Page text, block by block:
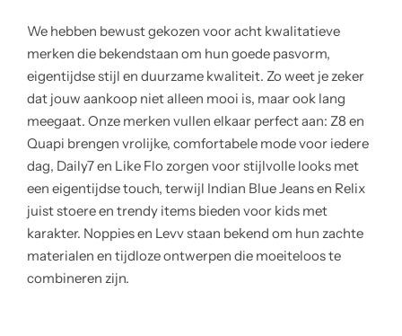
We hebben bewust gekozen voor acht kwalitatieve
merken die bekendstaan om hun goede pasvorm,
eigentijdse stijl en duurzame kwaliteit. Zo weet je zeker
dat jouw aankoop niet alleen mooi is, maar ook lang
meegaat. Onze merken vullen elkaar perfect aan: Z8 en
Quapi brengen vrolijke, comfortabele mode voor iedere
dag, Daily7 en Like Flo zorgen voor stijlvolle looks met
een eigentijdse touch, terwijl Indian Blue Jeans en Relix
juist stoere en trendy items bieden voor kids met
karakter. Noppies en Levv staan bekend om hun zachte
materialen en tijdloze ontwerpen die moeiteloos te
combineren zijn.